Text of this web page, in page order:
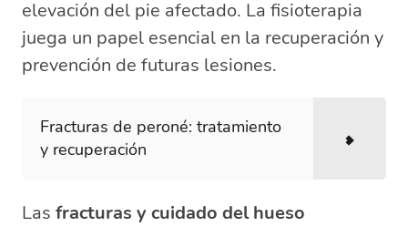
elevación del pie afectado. La fisioterapia
juega un papel esencial en la recuperación y
prevención de futuras lesiones.
Fracturas de peroné: tratamiento
y recuperación
Las fracturas y cuidado del hueso